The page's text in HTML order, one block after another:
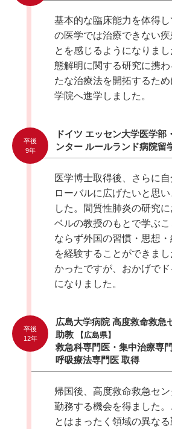
基本的な臨床能力を体得
の医学では治療できない
とを感じるようになりま
態解明に関する研究に携
たな治療法を開拓するた
学院へ進学しました。
卒後
9年
ドイツ エッセン大学医学部
ンター ルールランド病院留
医学博士取得後、さらに
ローバルに広げたいと思
した。間質性肺炎の研究
ベルの教授のもとで学ぶ
ならず外国の習慣・思想
を経験することができま
かったですが、おかげで
になりました。
卒後
12年
広島大学病院 高度救命救急
助教
【広島県】
救急科専門医・集中治療専
呼吸療法専門医 取得
帰国後、高度救命救急セ
勤務する機会を得ました
とはまったく領域の異な